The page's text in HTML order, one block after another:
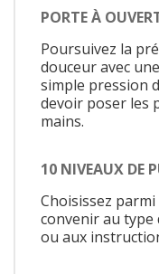
PORTE À
Poursuivez la
douceur avec
simple pression
devoir poser les
mains.
10 NIVEAUX DE
Choisissez
convenir au type
ou aux